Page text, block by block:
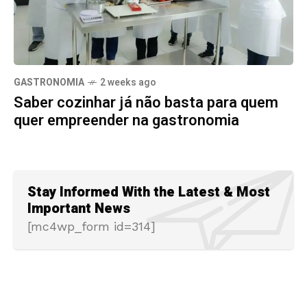
GASTRONOMIA 2 weeks ago
Saber cozinhar já não basta para quem
quer empreender na gastronomia
Stay Informed With the Latest & Most
Important News
[mc4wp_form id=314]